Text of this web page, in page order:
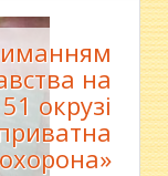
на
окрузі
охорона»